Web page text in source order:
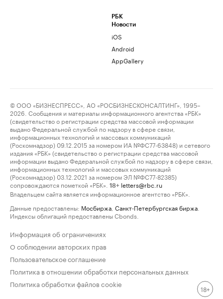
РБК
Новости
iOS
Android
AppGallery
© ООО «БИЗНЕСПРЕСС», АО «РОСБИЗНЕСКОНСАЛТИНГ», 1995–
2026. Сообщения и материалы информационного агентства «РБК»
(свидетельство о регистрации средства массовой информации
выдано Федеральной службой по надзору в сфере связи,
информационных технологий и массовых коммуникаций
(Роскомнадзор) 09.12.2015 за номером ИА №ФС77-63848) и сетевого
издания «РБК» (свидетельство о регистрации средства массовой
информации выдано Федеральной службой по надзору в сфере связи,
информационных технологий и массовых коммуникаций
(Роскомнадзор) 03.12.2021 за номером ЭЛ №ФС77-82385)
сопровождаются пометкой «РБК».
18+ letters@rbc.ru
Владельцем сайта является информационное агентство «РБК».
Данные предоставлены: Мосбиржа Санкт-Петербургская биржа
Индексы облигаций предоставлены Cbonds.
Информация об ограничениях
О соблюдении авторских прав
Пользовательское соглашение
Политика в отношении обработки персональных данных
Политика обработки файлов cookie
18+